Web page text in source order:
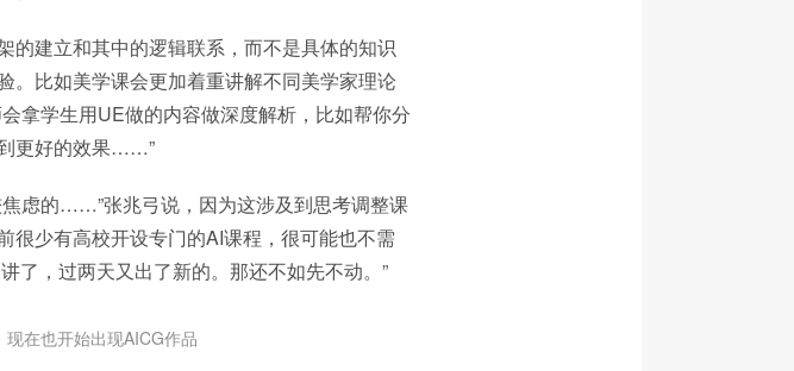
的建立和其中的逻辑联系，而不是具体的知识
。比如美学课会更加着重讲解不同美学家理论
拿学生用UE做的内容做深度解析，比如帮你分
更好的效果……”
虑的……”张兆弓说，因为这涉及到思考调整课
很少有高校开设专门的AI课程，很可能也不需
了，过两天又出了新的。那还不如先不动。”
在也开始出现AICG作品